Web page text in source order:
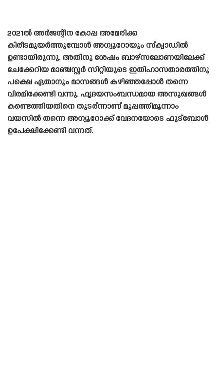
2021ൽ അർജന്റീന കോപ്പ അമേരിക്ക
കിരീടമുയർത്തുമ്പോൾ അഗ്യൂറോയും സ്‌ക്വാഡിൽ
ഉണ്ടായിരുന്നു. അതിനു ശേഷം ബാഴ്‌സലോണയിലേക്ക്
ചേക്കേറിയ മാഞ്ചസ്റ്റർ സിറ്റിയുടെ ഇതിഹാസതാരത്തിനു
പക്ഷെ ഏതാനും മാസങ്ങൾ കഴിഞ്ഞപ്പോൾ തന്നെ
വിരമിക്കേണ്ടി വന്നു. ഹൃദയസംബന്ധമായ അസുഖങ്ങൾ
കണ്ടെത്തിയതിനെ തുടര്ന്നാണ് മുപ്പത്തിമൂന്നാം
വയസിൽ തന്നെ അഗ്യൂറോക്ക് വേദനയോടെ ഫുട്ബോൾ
ഉപേക്ഷിക്കേണ്ടി വന്നത്.